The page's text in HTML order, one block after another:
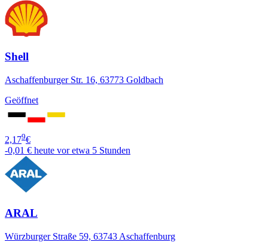
Shell
Aschaffenburger Str. 16, 63773 Goldbach
Geöffnet
2,179€
-0,01 € heute vor etwa 5 Stunden
ARAL
Würzburger Straße 59, 63743 Aschaffenburg